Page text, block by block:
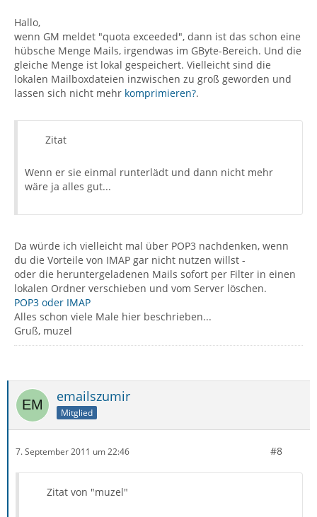
Hallo,
wenn GM meldet "quota exceeded", dann ist das schon eine
hübsche Menge Mails, irgendwas im GByte-Bereich. Und die
gleiche Menge ist lokal gespeichert. Vielleicht sind die
lokalen Mailboxdateien inzwischen zu groß geworden und
lassen sich nicht mehr komprimieren?.
Zitat
Wenn er sie einmal runterlädt und dann nicht mehr
wäre ja alles gut...
Da würde ich vielleicht mal über POP3 nachdenken, wenn
du die Vorteile von IMAP gar nicht nutzen willst -
oder die heruntergeladenen Mails sofort per Filter in einen
lokalen Ordner verschieben und vom Server löschen.
POP3 oder IMAP
Alles schon viele Male hier beschrieben...
Gruß, muzel
emailszumir
Mitglied
7. September 2011 um 22:46 #8
Zitat von "muzel"